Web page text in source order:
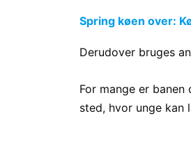
Spring køen over:
Derudover bruges
For mange er
sted, hvor unge